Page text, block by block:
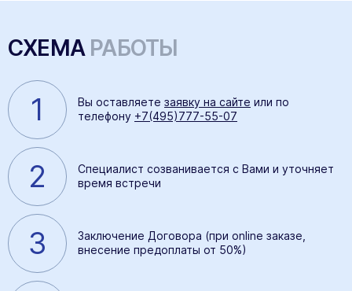
СХЕМА РАБОТЫ
1 Вы оставляете заявку на сайте или по
телефону +7(495)777-55-07
2
Специалист созванивается с Вами и уточняет
время встречи
3
Заключение Договора (при online заказе,
внесение предоплаты от 50%)